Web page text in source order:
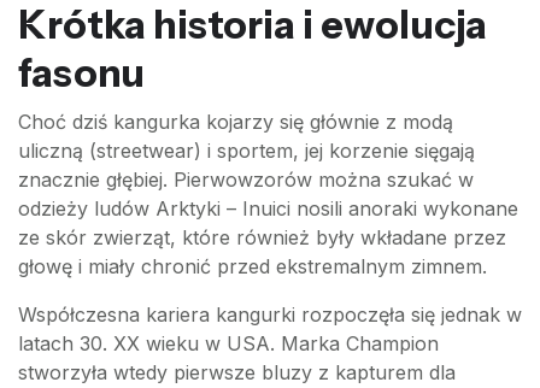
Krótka historia i ewolucja
fasonu
Choć dziś kangurka kojarzy się głównie z modą
uliczną (streetwear) i sportem, jej korzenie sięgają
znacznie głębiej. Pierwowzorów można szukać w
odzieży ludów Arktyki – Inuici nosili anoraki wykonane
ze skór zwierząt, które również były wkładane przez
głowę i miały chronić przed ekstremalnym zimnem.
Współczesna kariera kangurki rozpoczęła się jednak w
latach 30. XX wieku w USA. Marka Champion
stworzyła wtedy pierwsze bluzy z kapturem dla